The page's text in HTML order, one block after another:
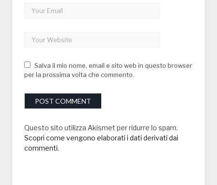
Salva il mio nome, email e sito web in questo browser
per la prossima volta che commento.
Questo sito utilizza Akismet per ridurre lo spam.
Scopri come vengono elaborati i dati derivati dai
commenti.